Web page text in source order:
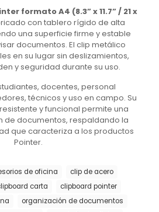
formato A4 (8.3” x 11.7” / 21 x
con tablero rígido de alta
una superficie firme y estable
documentos. El clip metálico
en su lugar sin deslizamientos,
y seguridad durante su uso.
docentes, personal
técnicos y uso en campo. Su
y funcional permite una
de documentos, respaldando la
que caracteriza a los productos
Pointer.
de oficina
clip de acero
carta
clipboard pointer
organización de documentos